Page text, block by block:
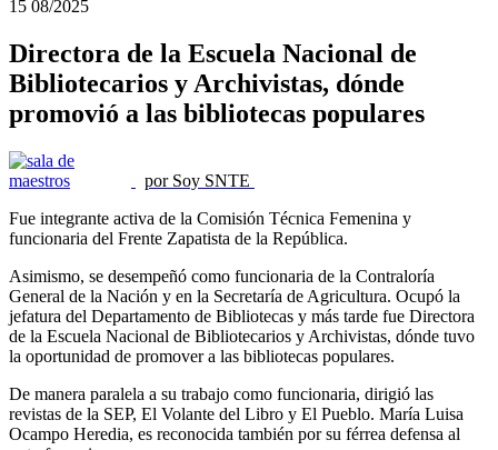
15 08/2025
Directora de la Escuela Nacional de
Bibliotecarios y Archivistas, dónde
promovió a las bibliotecas populares
por Soy SNTE
Fue integrante activa de la Comisión Técnica Femenina y
funcionaria del Frente Zapatista de la República.
Asimismo, se desempeñó como funcionaria de la Contraloría
General de la Nación y en la Secretaría de Agricultura. Ocupó la
jefatura del Departamento de Bibliotecas y más tarde fue Directora
de la Escuela Nacional de Bibliotecarios y Archivistas, dónde tuvo
la oportunidad de promover a las bibliotecas populares.
De manera paralela a su trabajo como funcionaria, dirigió las
revistas de la SEP, El Volante del Libro y El Pueblo. María Luisa
Ocampo Heredia, es reconocida también por su férrea defensa al